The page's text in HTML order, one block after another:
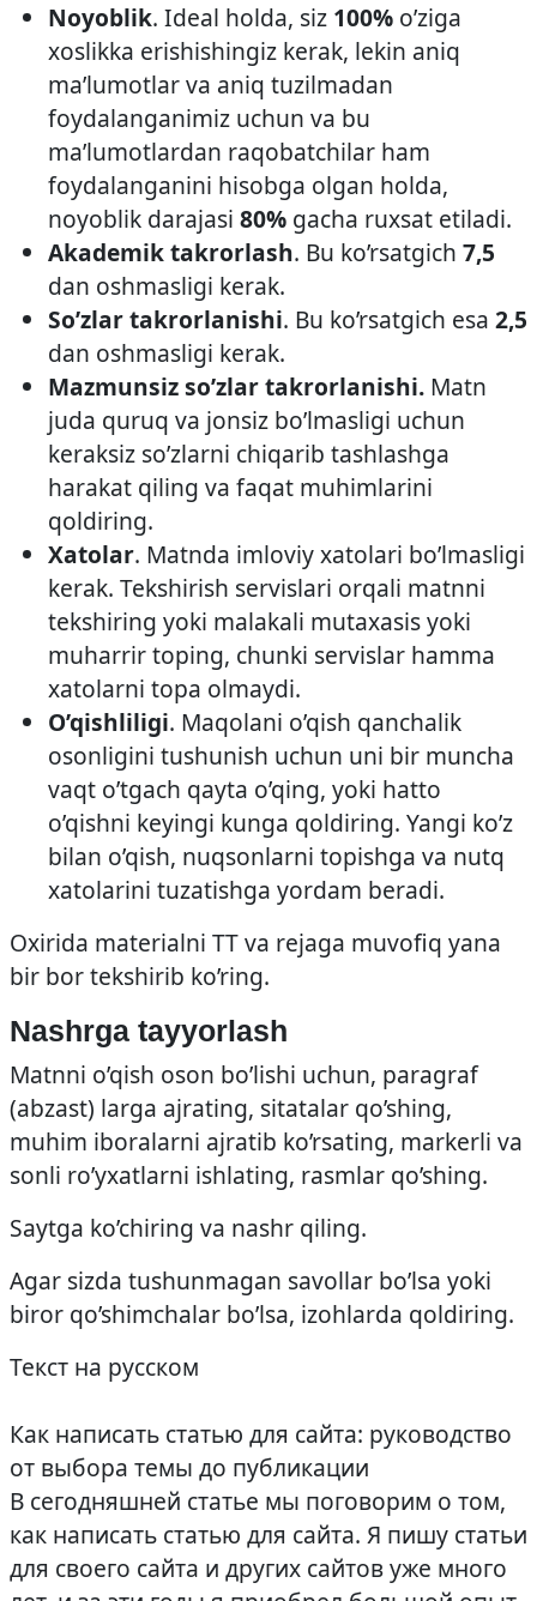
Noyoblik. Ideal holda, siz 100% o’ziga
xoslikka erishishingiz kerak, lekin aniq
ma’lumotlar va aniq tuzilmadan
foydalanganimiz uchun va bu
ma’lumotlardan raqobatchilar ham
foydalanganini hisobga olgan holda,
noyoblik darajasi 80% gacha ruxsat etiladi.
Akademik takrorlash. Bu ko’rsatgich 7,5
dan oshmasligi kerak.
So’zlar takrorlanishi. Bu ko’rsatgich esa 2,5
dan oshmasligi kerak.
Mazmunsiz so’zlar takrorlanishi. Matn
juda quruq va jonsiz bo’lmasligi uchun
keraksiz so’zlarni chiqarib tashlashga
harakat qiling va faqat muhimlarini
qoldiring.
Xatolar. Matnda imloviy xatolari bo’lmasligi
kerak. Tekshirish servislari orqali matnni
tekshiring yoki malakali mutaxasis yoki
muharrir toping, chunki servislar hamma
xatolarni topa olmaydi.
O’qishliligi. Maqolani o’qish qanchalik
osonligini tushunish uchun uni bir muncha
vaqt o’tgach qayta o’qing, yoki hatto
o’qishni keyingi kunga qoldiring. Yangi ko’z
bilan o’qish, nuqsonlarni topishga va nutq
xatolarini tuzatishga yordam beradi.
Oxirida materialni TT va rejaga muvofiq yana
bir bor tekshirib ko’ring.
Nashrga tayyorlash
Matnni o’qish oson bo’lishi uchun, paragraf
(abzast) larga ajrating, sitatalar qo’shing,
muhim iboralarni ajratib ko’rsating, markerli va
sonli ro’yxatlarni ishlating, rasmlar qo’shing.
Saytga ko’chiring va nashr qiling.
Agar sizda tushunmagan savollar bo’lsa yoki
biror qo’shimchalar bo’lsa, izohlarda qoldiring.
Текст на русском
Как написать статью для сайта: руководство
от выбора темы до публикации
В сегодняшней статье мы поговорим о том,
как написать статью для сайта. Я пишу статьи
для своего сайта и других сайтов уже много